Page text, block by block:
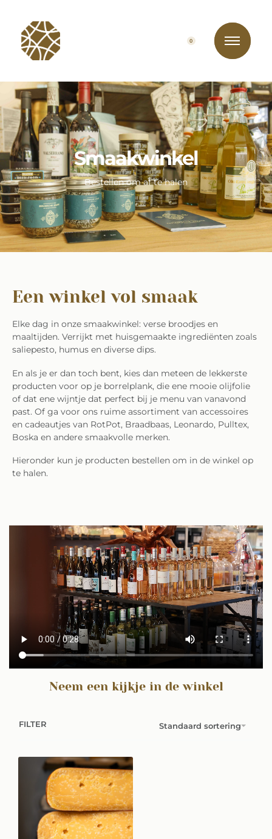
0
Smaakwinkel
Bestellen om af te halen
Een winkel vol smaak
Elke dag in onze smaakwinkel: verse broodjes en
maaltijden. Verrijkt met huisgemaakte ingrediënten zoals
saliepesto, humus en diverse dips.
En als je er dan toch bent, kies dan meteen de lekkerste
producten voor op je borrelplank, die ene mooie olijfolie
of dat ene wijntje dat perfect bij je menu van vanavond
past. Of ga voor ons ruime assortiment van accessoires
en cadeautjes van RotPot, Braadbaas, Leonardo, Pulltex,
Boska en andere smaakvolle merken.
Hieronder kun je producten bestellen om in de winkel op
te halen.
Neem een kijkje in de winkel
Standaard sortering
FILTER